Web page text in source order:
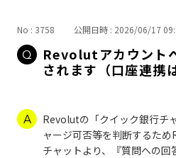
No : 3758 公開日時 : 2026/06/17
Revolutアカウント
されます（口座連携
Revolutの「クイック銀行チ
ャージ可否等を判断するた
チャットより、『質問への